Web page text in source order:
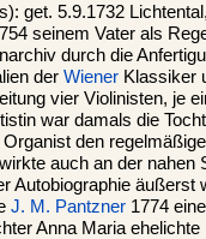
get. 5.9.1732
seinem Vater als
durch die
der Wiener Klassiker
vier Violinisten, je
war damals die
den
auch an der nahen
Autobiographie äußerst
J. M. Pantzner 1774
Anna Maria